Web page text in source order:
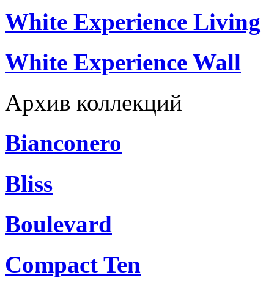
White Experience Living
White Experience Wall
Архив коллекций
Bianconero
Bliss
Boulevard
Compact Ten